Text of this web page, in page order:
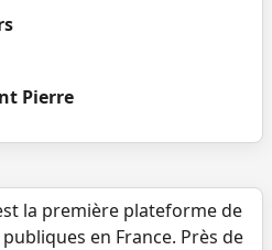
Pierre
la première plateforme de
en France. Près de